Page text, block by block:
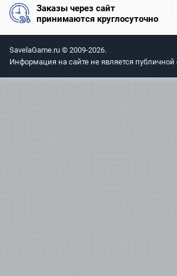
Заказы через сайт
принимаются круглосуточно
SavelaGame.ru © 2009-2026.
Информация на сайте не является публичной